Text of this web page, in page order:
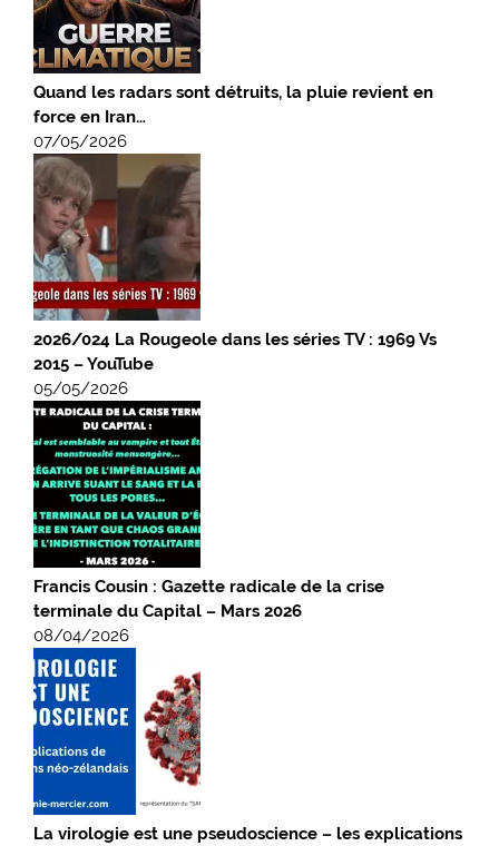
Quand les radars sont détruits, la pluie revient en
force en Iran…
07/05/2026
2026/024 La Rougeole dans les séries TV : 1969 Vs
2015 – YouTube
05/05/2026
Francis Cousin : Gazette radicale de la crise
terminale du Capital – Mars 2026
08/04/2026
La virologie est une pseudoscience – les explications